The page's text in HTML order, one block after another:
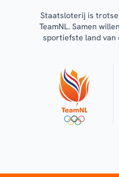
Staatsloterij is
TeamNL. Samen
sportiefste land van